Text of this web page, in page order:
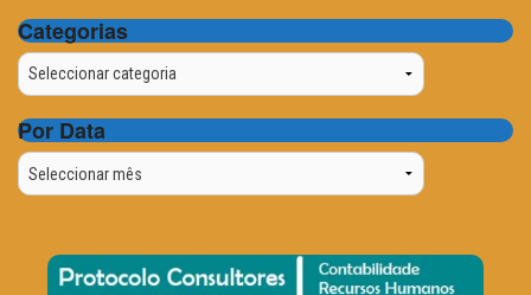
Categorias
Categorias
Por Data
Por
Data